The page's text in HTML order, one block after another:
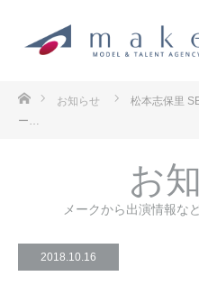
ホームお知らせ
松本志保里
ー…
お
メークから出演情報な
2018.10.16